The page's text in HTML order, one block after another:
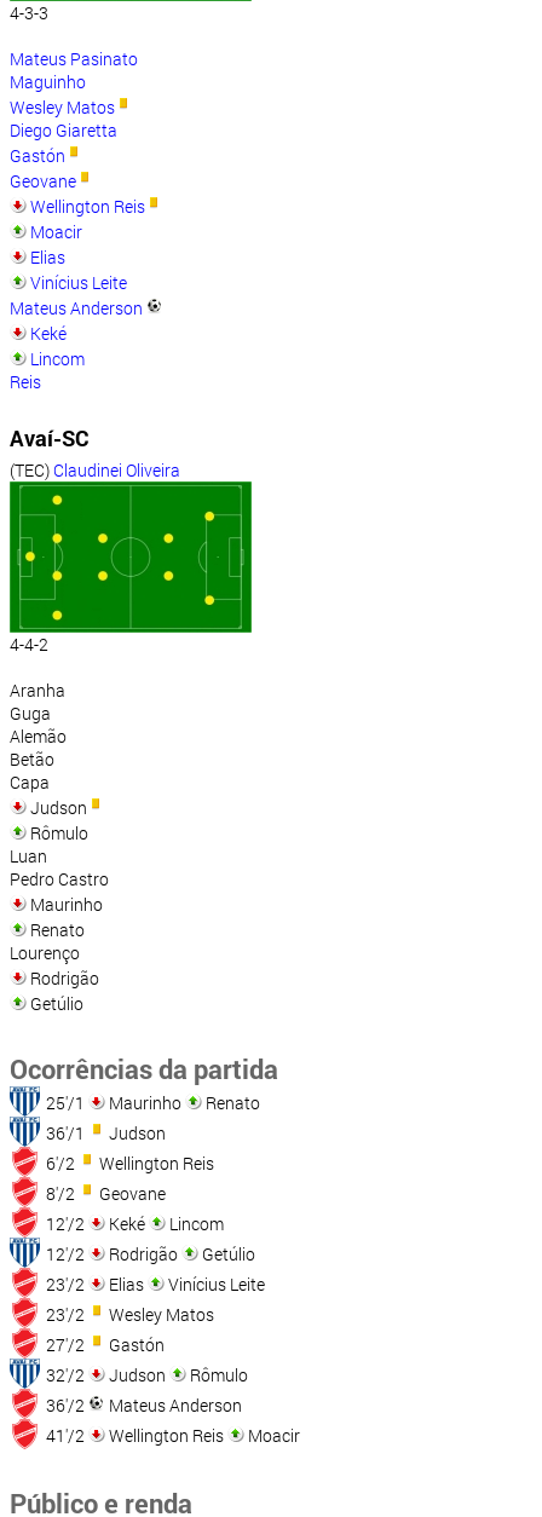
4-3-3
Mateus Pasinato
Maguinho
Wesley Matos
Diego Giaretta
Gastón
Geovane
Wellington Reis
Moacir
Elias
Vinícius Leite
Mateus Anderson
Keké
Lincom
Reis
Avaí-SC
(TEC) Claudinei Oliveira
4-4-2
Aranha
Guga
Alemão
Betão
Capa
Judson
Rômulo
Luan
Pedro Castro
Maurinho
Renato
Lourenço
Rodrigão
Getúlio
Ocorrências da partida
25'/1 Maurinho
Renato
36'/1
Judson
6'/2
Wellington Reis
8'/2
Geovane
12'/2
Keké
Lincom
12'/2
Rodrigão
Getúlio
23'/2
Elias
Vinícius Leite
23'/2
Wesley Matos
27'/2
Gastón
32'/2
Judson
Rômulo
36'/2
Mateus Anderson
41'/2
Wellington Reis Moacir
Público e renda